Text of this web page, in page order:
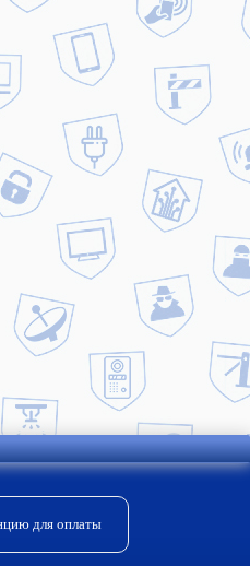
которые дают
управлять
в
состоит из:
называемого
которые
контролера;
роль
смартфон.
для оплаты